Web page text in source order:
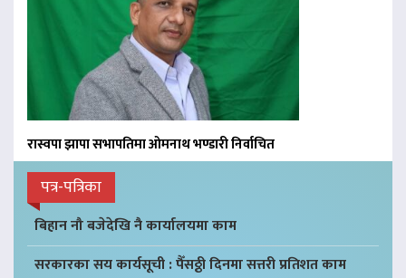
रास्वपा झापा सभापतिमा ओमनाथ भण्डारी निर्वाचित
पत्र-पत्रिका
बिहान नौ बजेदेखि नै कार्यालयमा काम
सरकारका सय कार्यसूची : पैँसठ्ठी दिनमा सत्तरी प्रतिशत काम